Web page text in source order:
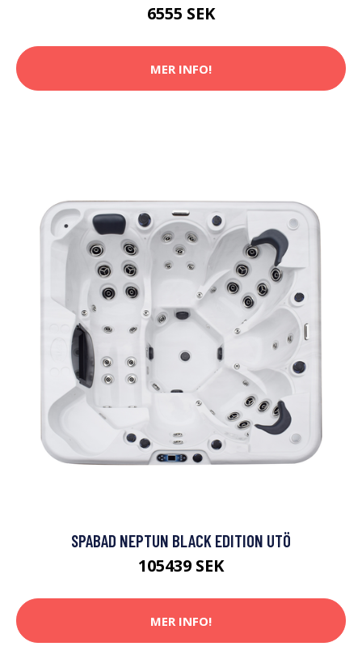
6555 SEK
MER INFO!
SPABAD NEPTUN BLACK EDITION UTÖ
105439 SEK
MER INFO!